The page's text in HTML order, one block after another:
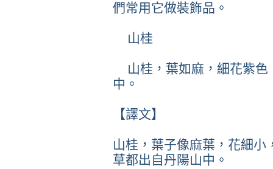
們常用它做裝飾品。
山桂
山桂，葉如麻，細花紫色
中。
【譯文】
山桂，葉子像麻葉，花細小
草都出自丹陽山中。